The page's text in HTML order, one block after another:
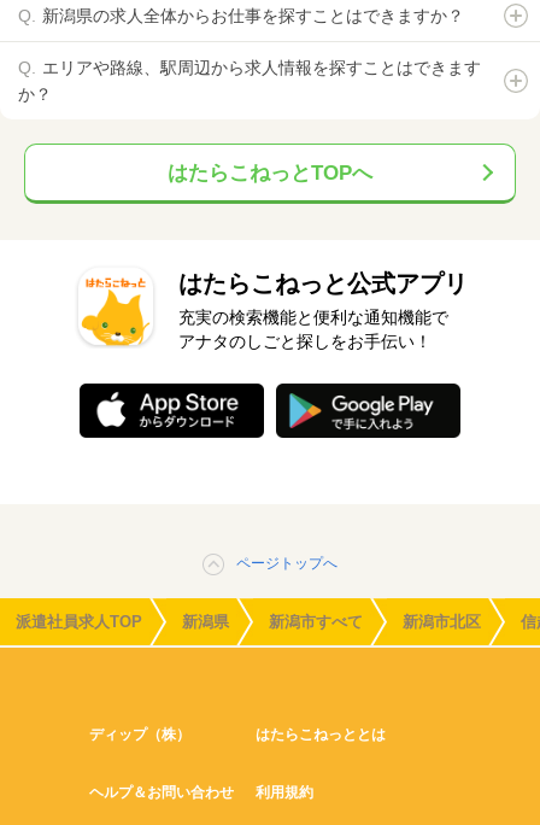
新潟県の求人全体からお仕事を探すことはできますか？
エリアや路線、駅周辺から求人情報を探すことはできます
か？
はたらこねっとTOPへ
はたらこねっと公式アプリ
充実の検索機能と便利な通知機能で
アナタのしごと探しをお手伝い！
ページトップへ
派遣社員求人TOP 新潟県 新潟市すべて 新潟市北区 信
ディップ（株） はたらこねっととは
ヘルプ＆お問い合わせ 利用規約